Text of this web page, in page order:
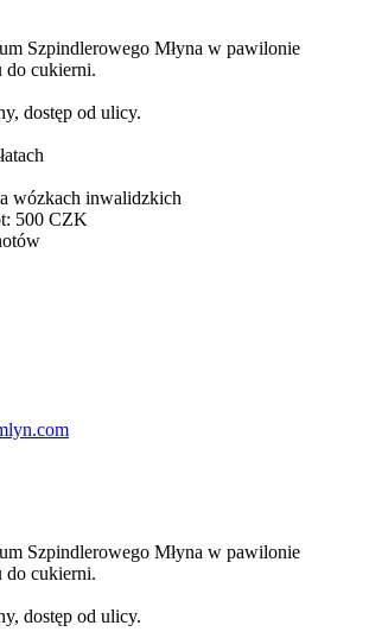
Szpindlerowego Młyna w pawilonie
do cukierni.
dostęp od ulicy.
wózkach inwalidzkich
500 CZK
Szpindlerowego Młyna w pawilonie
do cukierni.
dostęp od ulicy.